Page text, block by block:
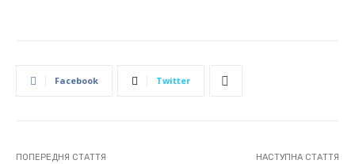
Facebook Twitter
ПОПЕРЕДНЯ СТАТТЯ НАСТУПНА СТАТТЯ